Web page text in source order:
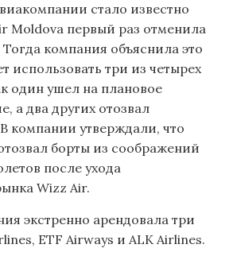
стало известно
Moldova первый раз отменила
компания объяснила это
использовать три из четырех
один ушел на плановое
а два других отозвал
компании утверждали, что
борты из соображений
после ухода
Wizz Air.
экстренно арендовала три
ETF Airways и ALK Airlines.